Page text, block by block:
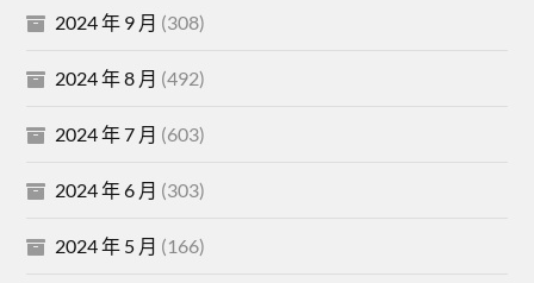
2024 年 9 月 (308)
2024 年 8 月 (492)
2024 年 7 月 (603)
2024 年 6 月 (303)
2024 年 5 月 (166)